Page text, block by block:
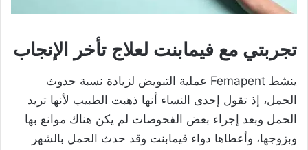
تجربتي مع فيمابنت لعلاج تأخر الإنجاب
ينشط Femapent عملية التبويض لزيادة نسبة حدوث
الحمل، إذ تقول إحدى النساء أنها ذهبت الطبيب لأنها تريد
الحمل وبعد إجراء بعض الفحوصات لم يكن هناك موانع بها
وبزوجها، وأعطاها دواء فيمابنت وقد حدث الحمل بالشهر